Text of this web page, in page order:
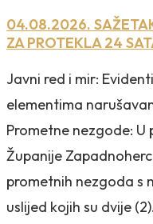
04.08.2026.
ZA PROTEKLA 24
Javni red i mir:
elementima
Prometne nezgode:
Županije
prometnih nezgoda s
uslijed kojih su dvije